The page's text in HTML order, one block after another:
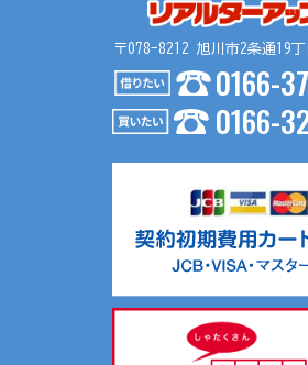
〒078-8212 旭川市2条通19丁
0166-
0166-